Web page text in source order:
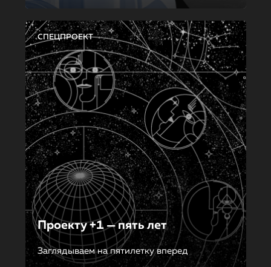
СПЕЦПРОЕКТ
Проекту +1 — пять лет
Заглядываем на пятилетку вперед